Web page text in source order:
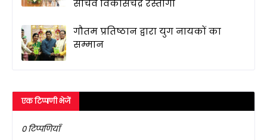
सचिव विकासचंद्र रस्तोगी
गौतम प्रतिष्ठान द्वारा युग नायकों का
सम्मान
एक टिप्पणी भेजें
0 टिप्पणियाँ